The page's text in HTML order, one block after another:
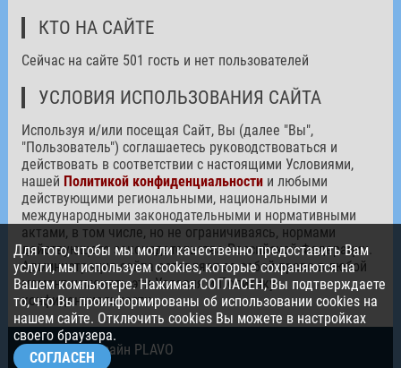
КТО НА САЙТЕ
Сейчас на сайте 501 гость и нет пользователей
УСЛОВИЯ ИСПОЛЬЗОВАНИЯ САЙТА
Используя и/или посещая Сайт, Вы (далее "Вы",
"Пользователь") соглашаетесь руководствоваться и
действовать в соответствии с настоящими Условиями,
нашей Политикой конфиденциальностии любыми
действующими региональными, национальными и
международными законодательными и нормативными
актами, в том числе, но не ограничиваясь, нормами
действующего законодательства Российской Федерации.
Администрация сайта оставляет за собой право в любой
момент изменять эти Условия и Политику
конфиденциальности.
© 2026. Дизайн PLAVO
Для того, чтобы мы могли качественно предоставить Вам
услуги, мы используем cookies, которые сохраняются на
Вашем компьютере. Нажимая СОГЛАСЕН, Вы подтверждаете
то, что Вы проинформированы об использовании cookies на
нашем сайте. Отключить cookies Вы можете в настройках
своего браузера.
СОГЛАСЕН